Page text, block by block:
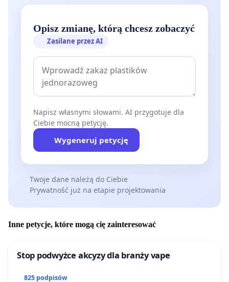
Opisz zmianę, którą chcesz zobaczyć
Zasilane przez AI
Napisz własnymi słowami. AI przygotuje dla
Ciebie mocną petycję.
Wygeneruj petycję
Twoje dane należą do Ciebie
Prywatność już na etapie projektowania
Inne petycje, które mogą cię zainteresować
Stop podwyżce akcyzy dla branży vape
825 podpisów